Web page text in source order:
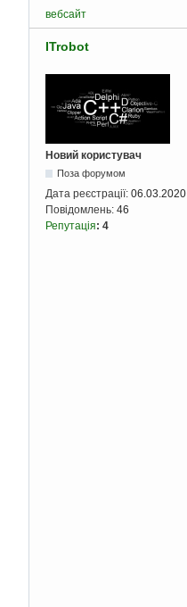
вебсайт
ITrobot
Новий користувач
Поза форумом
Дата реєстрації: 06.03.2020
Повідомлень: 46
Репутація: 4